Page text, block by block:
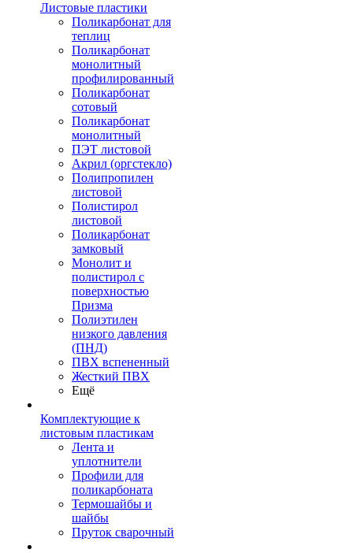
Листовые пластики
Поликарбонат для
теплиц
Поликарбонат
монолитный
профилированный
Поликарбонат
сотовый
Поликарбонат
монолитный
ПЭТ листовой
Акрил (оргстекло)
Полипропилен
листовой
Полистирол
листовой
Поликарбонат
замковый
Монолит и
полистирол с
поверхностью
Призма
Полиэтилен
низкого давления
(ПНД)
ПВХ вспененный
Жесткий ПВХ
Ещё
Комплектующие к
листовым пластикам
Лента и
уплотнители
Профили для
поликарбоната
Термошайбы и
шайбы
Пруток сварочный